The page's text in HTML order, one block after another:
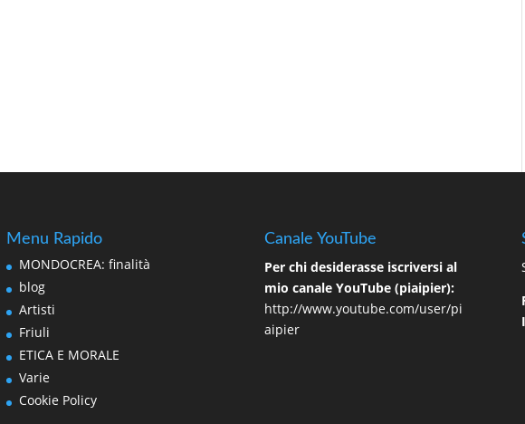
Menu Rapido
MONDOCREA: finalità
blog
Artisti
Friuli
ETICA E MORALE
Varie
Cookie Policy
Canale YouTube
Per chi desiderasse iscriversi al
mio canale YouTube (piaipier):
http://www.youtube.com/user/pi
aipier